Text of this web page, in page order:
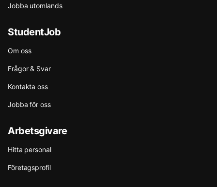
Jobba utomlands
StudentJob
Om oss
Frågor & Svar
Kontakta oss
Jobba för oss
Arbetsgivare
Hitta personal
Företagsprofil